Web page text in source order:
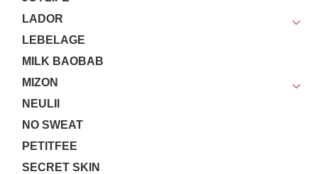
LADOR
LEBELAGE
MILK BAOBAB
MIZON
NEULII
NO SWEAT
PETITFEE
SECRET SKIN